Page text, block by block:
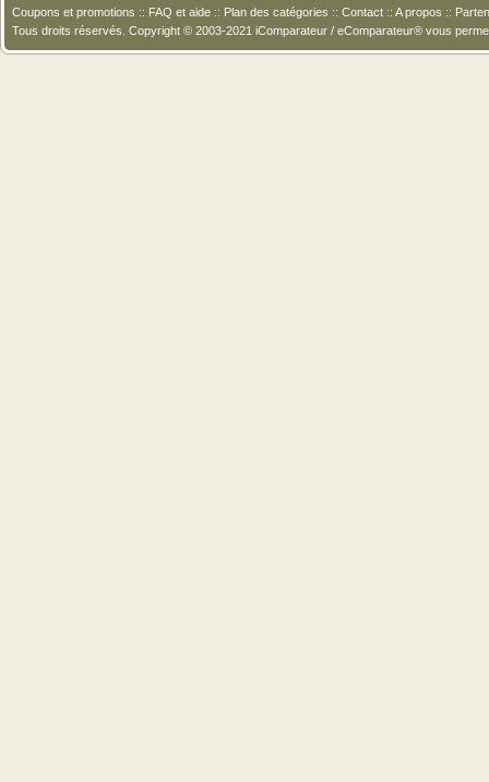
Coupons et promotions :: FAQ et aide :: Plan des catégories :: Contact :: A propos ::
Tous droits réservés. Copyright © 2003-2021 iComparateur / eComparateur® vous